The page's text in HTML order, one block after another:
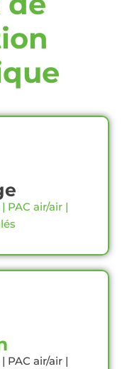
PAC air/air |
PAC air/air |